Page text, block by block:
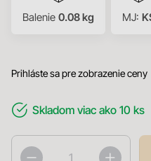
Balenie 0.08 kg MJ:
Prihláste sa pre zobrazenie ceny
Skladom viac ako 10 ks